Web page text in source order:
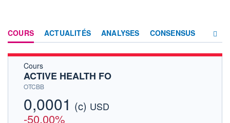
COURS ACTUALITÉS ANALYSES CONSENSUS
Cours
ACTIVE HEALTH FO
OTCBB
0,0001 (c) USD
-50,00%